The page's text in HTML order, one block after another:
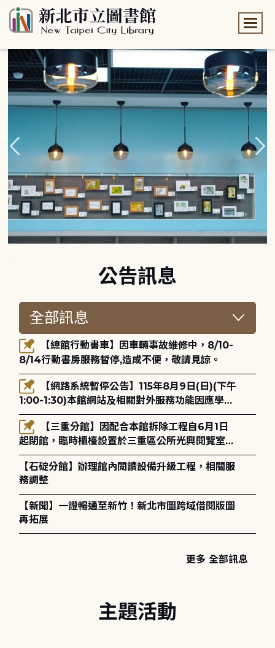
公告訊息
8/14行動書房服務暫停,造成不便，敬請見諒。
1:00-1:30)本館網站及相關對外服務功能因應學術
網路升級更新將暫停服務。
起閉館，臨時櫃檯設置於三重區公所光興閱覽室，
造成不便，敬請見諒。
【石碇分館】辦理館內閱讀設備升級工程，相關服
務調整
【新聞】一證暢通至新竹！新北市圖跨域借閱版圖
再拓展
更多 全部訊息
主題活動